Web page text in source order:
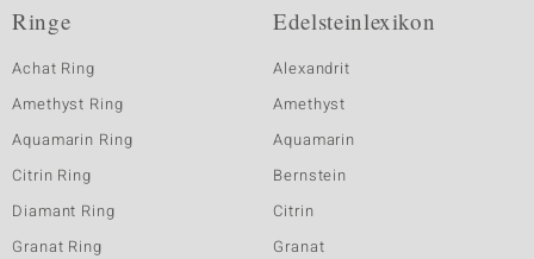
Ringe
Achat Ring
Amethyst Ring
Aquamarin Ring
Citrin Ring
Diamant Ring
Granat Ring
Edelsteinlexikon
Alexandrit
Amethyst
Aquamarin
Bernstein
Citrin
Granat